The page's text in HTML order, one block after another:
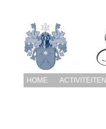
HOME ACTIVITEITEN